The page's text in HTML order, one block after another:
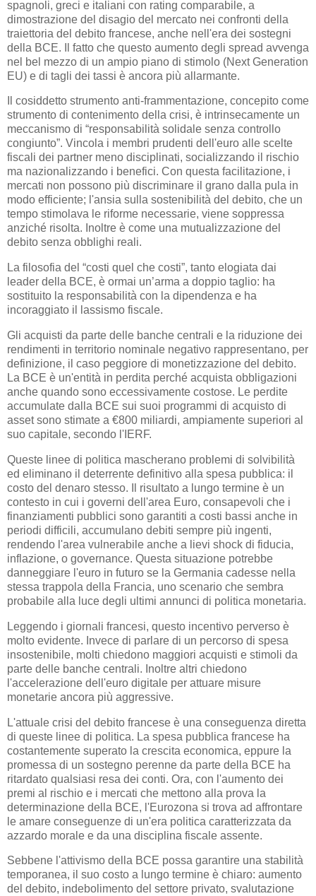
spagnoli, greci e italiani con rating comparabile, a
dimostrazione del disagio del mercato nei confronti della
traiettoria del debito francese, anche nell'era dei sostegni
della BCE. Il fatto che questo aumento degli spread avvenga
nel bel mezzo di un ampio piano di stimolo (Next Generation
EU) e di tagli dei tassi è ancora più allarmante.
Il cosiddetto strumento anti-frammentazione, concepito come
strumento di contenimento della crisi, è intrinsecamente un
meccanismo di “responsabilità solidale senza controllo
congiunto”. Vincola i membri prudenti dell'euro alle scelte
fiscali dei partner meno disciplinati, socializzando il rischio
ma nazionalizzando i benefici. Con questa facilitazione, i
mercati non possono più discriminare il grano dalla pula in
modo efficiente; l'ansia sulla sostenibilità del debito, che un
tempo stimolava le riforme necessarie, viene soppressa
anziché risolta. Inoltre è come una mutualizzazione del
debito senza obblighi reali.
La filosofia del “costi quel che costi”, tanto elogiata dai
leader della BCE, è ormai un’arma a doppio taglio: ha
sostituito la responsabilità con la dipendenza e ha
incoraggiato il lassismo fiscale.
Gli acquisti da parte delle banche centrali e la riduzione dei
rendimenti in territorio nominale negativo rappresentano, per
definizione, il caso peggiore di monetizzazione del debito.
La BCE è un'entità in perdita perché acquista obbligazioni
anche quando sono eccessivamente costose. Le perdite
accumulate dalla BCE sui suoi programmi di acquisto di
asset sono stimate a €800 miliardi, ampiamente superiori al
suo capitale, secondo l'IERF.
Queste linee di politica mascherano problemi di solvibilità
ed eliminano il deterrente definitivo alla spesa pubblica: il
costo del denaro stesso. Il risultato a lungo termine è un
contesto in cui i governi dell'area Euro, consapevoli che i
finanziamenti pubblici sono garantiti a costi bassi anche in
periodi difficili, accumulano debiti sempre più ingenti,
rendendo l'area vulnerabile anche a lievi shock di fiducia,
inflazione, o governance. Questa situazione potrebbe
danneggiare l'euro in futuro se la Germania cadesse nella
stessa trappola della Francia, uno scenario che sembra
probabile alla luce degli ultimi annunci di politica monetaria.
Leggendo i giornali francesi, questo incentivo perverso è
molto evidente. Invece di parlare di un percorso di spesa
insostenibile, molti chiedono maggiori acquisti e stimoli da
parte delle banche centrali. Inoltre altri chiedono
l'accelerazione dell'euro digitale per attuare misure
monetarie ancora più aggressive.
L'attuale crisi del debito francese è una conseguenza diretta
di queste linee di politica. La spesa pubblica francese ha
costantemente superato la crescita economica, eppure la
promessa di un sostegno perenne da parte della BCE ha
ritardato qualsiasi resa dei conti. Ora, con l'aumento dei
premi al rischio e i mercati che mettono alla prova la
determinazione della BCE, l'Eurozona si trova ad affrontare
le amare conseguenze di un'era politica caratterizzata da
azzardo morale e da una disciplina fiscale assente.
Sebbene l'attivismo della BCE possa garantire una stabilità
temporanea, il suo costo a lungo termine è chiaro: aumento
del debito, indebolimento del settore privato, svalutazione